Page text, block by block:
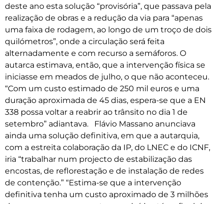
deste ano esta solução “provisória”, que passava pela
realização de obras e a redução da via para “apenas
uma faixa de rodagem, ao longo de um troço de dois
quilómetros”, onde a circulação será feita
alternadamente e com recurso a semáforos. O
autarca estimava, então, que a intervenção física se
iniciasse em meados de julho, o que não aconteceu.
“Com um custo estimado de 250 mil euros e uma
duração aproximada de 45 dias, espera-se que a EN
338 possa voltar a reabrir ao trânsito no dia 1 de
setembro” adiantava. Flávio Massano anunciava
ainda uma solução definitiva, em que a autarquia,
com a estreita colaboração da IP, do LNEC e do ICNF,
iria “trabalhar num projecto de estabilização das
encostas, de reflorestação e de instalação de redes
de contenção.” “Estima-se que a intervenção
definitiva tenha um custo aproximado de 3 milhões